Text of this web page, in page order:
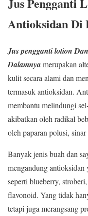
Antioksidan Di
Jus pengganti lotion
Dalamnyamerupakan
kulit secara alami dan
termasuk antioksidan.
membantu melindungi
akibatkan oleh radikal
oleh paparan polusi,
Banyak jenis buah dan
mengandung antioksidan
seperti blueberry,
flavonoid. Yang tidak
tetapi juga merangsang